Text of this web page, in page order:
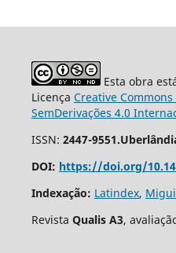
Esta obra
Licença Creative
SemDerivações 4.0
ISSN: 2447-
DOI: https://doi.org/
Indexação: Latindex,
Revista Qualis A3,